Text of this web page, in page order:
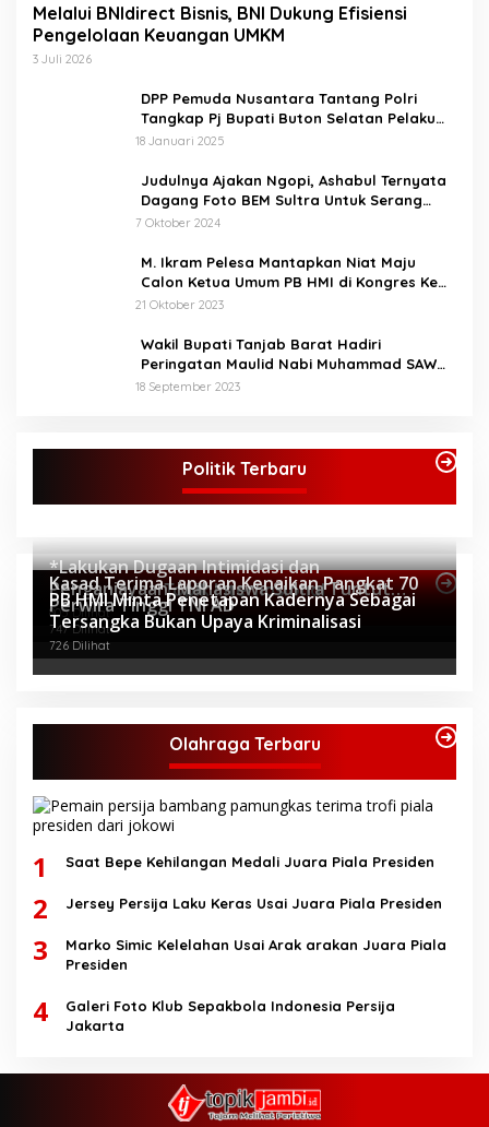
Melalui BNIdirect Bisnis, BNI Dukung Efisiensi
Pengelolaan Keuangan UMKM
3 Juli 2026
DPP Pemuda Nusantara Tantang Polri
Tangkap Pj Bupati Buton Selatan Pelaku
Penganiaya Aktvis HMI
18 Januari 2025
Judulnya Ajakan Ngopi, Ashabul Ternyata
Dagang Foto BEM Sultra Untuk Serang
Paslon
7 Oktober 2024
M. Ikram Pelesa Mantapkan Niat Maju
Calon Ketua Umum PB HMI di Kongres Ke
XXXII Pontianak
21 Oktober 2023
Wakil Bupati Tanjab Barat Hadiri
Peringatan Maulid Nabi Muhammad SAW
1445 H di Masjid Darul Falah Senyerang
18 September 2023
Politik Terbaru
Topik Internasional
*Lakukan Dugaan Intimidasi dan
Penganiayaan, Mahasiswa Sultra Tuntut
Pemecatan Pj Bupati Buton Selatan*
805 Dilihat
Kasad Terima Laporan Kenaikan Pangkat 70
Perwira Tinggi TNI AD
747 Dilihat
PB HMI Minta Penetapan Kadernya Sebagai
Tersangka Bukan Upaya Kriminalisasi
726 Dilihat
Olahraga Terbaru
1 Saat Bepe Kehilangan Medali Juara Piala Presiden
2 Jersey Persija Laku Keras Usai Juara Piala Presiden
3
Marko Simic Kelelahan Usai Arak arakan Juara Piala
Presiden
4
Galeri Foto Klub Sepakbola Indonesia Persija
Jakarta